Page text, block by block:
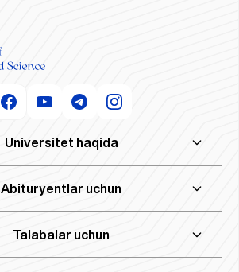
Universitet haqida
Abituryentlar uchun
Talabalar uchun